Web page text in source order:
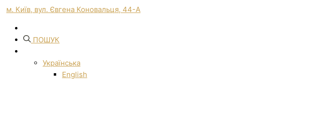
м. Київ, вул. Євгена Коновальця, 44-А
ПОШУК
Українська
English